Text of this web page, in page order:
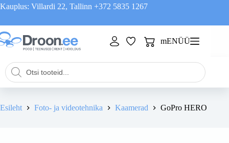
Skip
Kauplus: Villardi 22, Tallinn +372 5835 1267
ShoppingmENÜÜ
Products
search
Esileht Foto- ja videotehnika Kaamerad GoPro HERO